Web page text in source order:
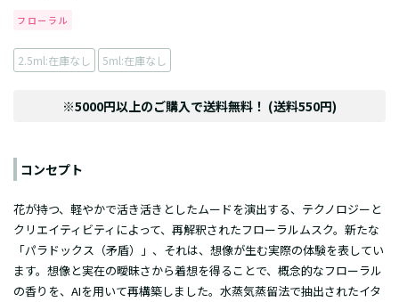
フローラル
2.5ml:在庫なし 5ml:在庫なし
※5000円以上のご購入で送料無料！ (送料550円)
コンセプト
花が持つ、軽やかで活き活きとしたムードを演出する、テクノロジーと
クリエイティビティによって、再解釈されたフローラルムスク。新たな
「パラドックス（矛盾）」、それは、想像が生む実際の体験を表してい
ます。想像と実在の曖昧さから着想を得ることで、概念的なフローラル
の香りを、AIを用いて再構築しました。水蒸気蒸留法で抽出されたイタ